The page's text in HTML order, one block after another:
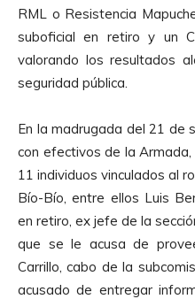
RML o Resistencia
suboficial en retiro y un
valorando los resultados
seguridad pública.
En la madrugada del 21 de
con efectivos de la
11 individuos vinculados al
Bío-Bío, entre ellos Luis
en retiro, ex jefe de la
que se le acusa de
Carrillo, cabo de la
acusado de entregar